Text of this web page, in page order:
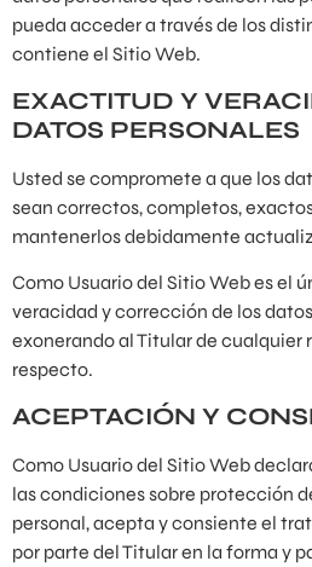
pueda acceder a través de los
contiene el Sitio Web.
EXACTITUD Y
DATOS PERSONALES
Usted se compromete a que los
sean correctos, completos,
mantenerlos debidamente
Como Usuario del Sitio Web es el
veracidad y corrección de los
exonerando al Titular de cualquier
respecto.
ACEPTACIÓN Y
Como Usuario del Sitio Web
las condiciones sobre protección
personal, acepta y consiente el
por parte del Titular en la forma y